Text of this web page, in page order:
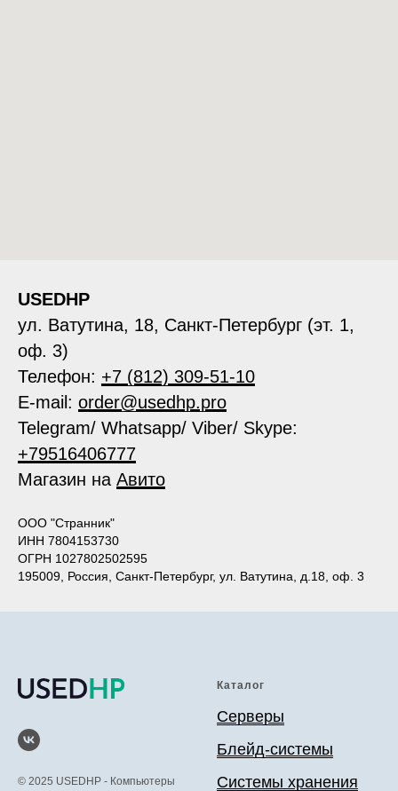
USEDHP
ул. Ватутина, 18, Санкт-Петербург (эт. 1,
оф. 3)
Телефон: +7 (812) 309-51-10
E-mail: order@usedhp.pro
Telegram/ Whatsapp/ Viber/ Skype:
+79516406777
Магазин на Авито
ООО "Странник"
ИНН 7804153730
ОГРН 1027802502595
195009, Россия, Санкт-Петербург, ул. Ватутина, д.18, оф. 3
© 2025 USEDHP - Компьютеры
Каталог
Серверы
Блейд-системы
Системы хранения